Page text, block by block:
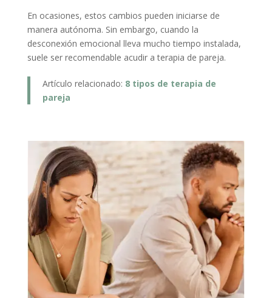
En ocasiones, estos cambios pueden iniciarse de
manera autónoma. Sin embargo, cuando la
desconexión emocional lleva mucho tiempo instalada,
suele ser recomendable acudir a terapia de pareja.
Artículo relacionado: 8 tipos de terapia de
pareja